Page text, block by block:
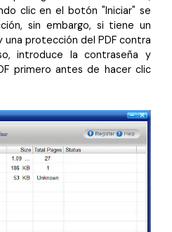
clic en el botón "Iniciar" se
sin embargo, si tiene un
una protección del PDF contra
introduce la contraseña y
primero antes de hacer clic